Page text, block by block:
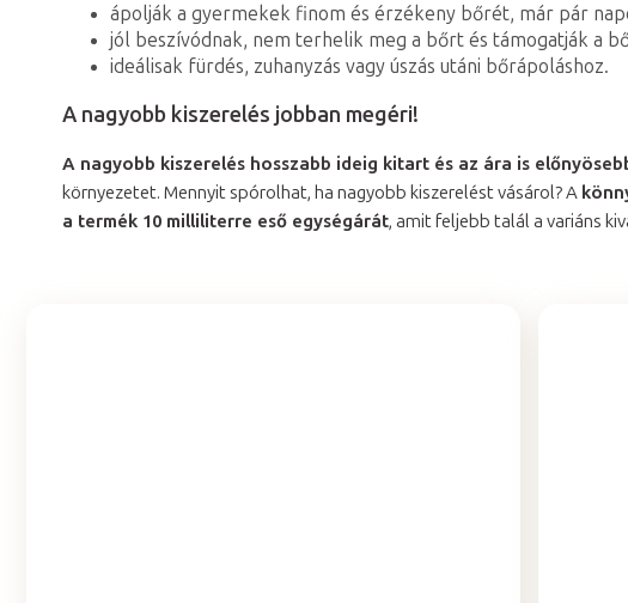
ápolják a gyermekek finom és érzékeny bőrét, már pár
jól beszívódnak, nem terhelik meg a bőrt és támogatják a
ideálisak fürdés, zuhanyzás vagy úszás utáni bőrápoláshoz.
A nagyobb kiszerelés jobban megéri!
A nagyobb kiszerelés hosszabb ideig kitart és az ára is
környezetet. Mennyit spórolhat, ha nagyobb kiszerelést vásárol? A
a termék 10 milliliterre eső egységárát, amit feljebb talál a variáns